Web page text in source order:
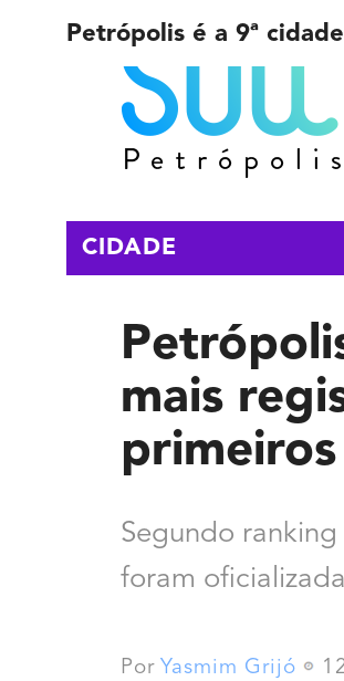
Petrópolis é a 9ª
CIDADE
mais
Segundo
foram
Por Yasmim Grijó